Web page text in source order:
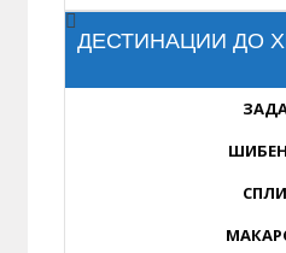
ДЕСТИНАЦИИ ДО